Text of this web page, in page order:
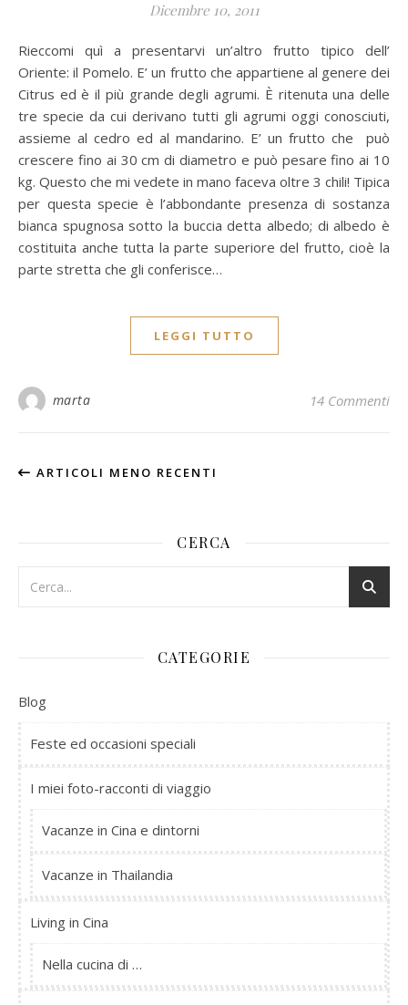
Dicembre 10, 2011
Rieccomi quì a presentarvi un’altro frutto tipico dell’
Oriente: il Pomelo. E’ un frutto che appartiene al genere dei
Citrus ed è il più grande degli agrumi. È ritenuta una delle
tre specie da cui derivano tutti gli agrumi oggi conosciuti,
assieme al cedro ed al mandarino. E’ un frutto che può
crescere fino ai 30 cm di diametro e può pesare fino ai 10
kg. Questo che mi vedete in mano faceva oltre 3 chili! Tipica
per questa specie è l’abbondante presenza di sostanza
bianca spugnosa sotto la buccia detta albedo; di albedo è
costituita anche tutta la parte superiore del frutto, cioè la
parte stretta che gli conferisce…
LEGGI TUTTO
marta 14 Commenti
ARTICOLI MENO RECENTI
CERCA
CATEGORIE
Blog
Feste ed occasioni speciali
I miei foto-racconti di viaggio
Vacanze in Cina e dintorni
Vacanze in Thailandia
Living in Cina
Nella cucina di …